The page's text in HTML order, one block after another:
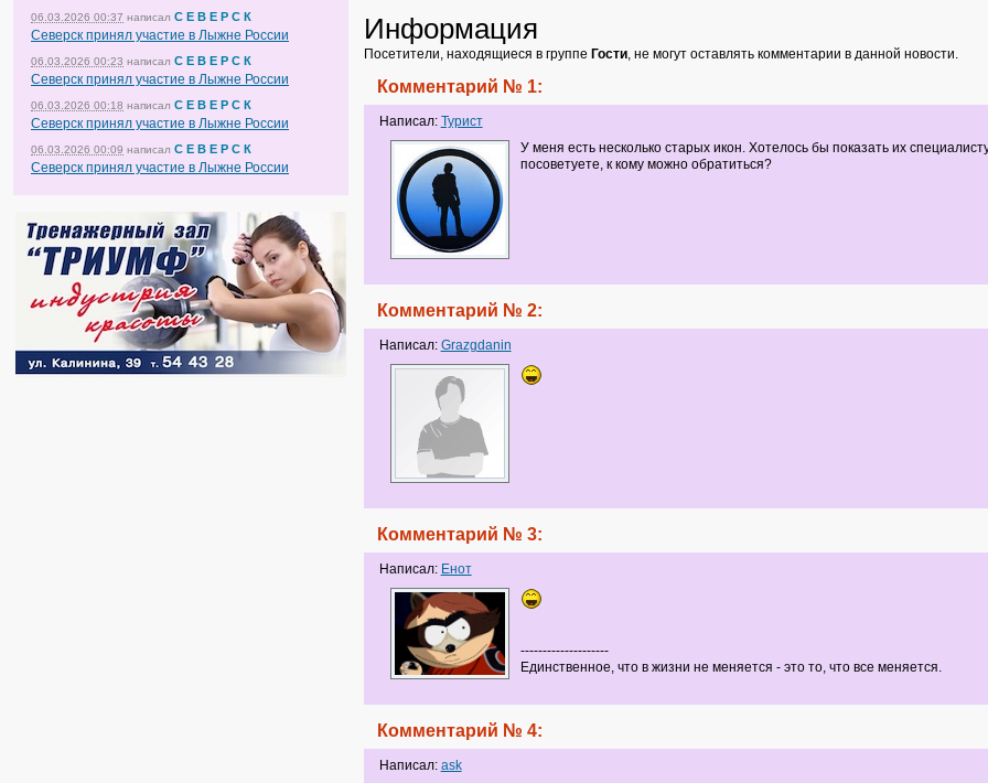
06.03.2026 00:37 написал С Е В Е Р С К
Северск принял участие в Лыжне России
06.03.2026 00:23 написал С Е В Е Р С К
Северск принял участие в Лыжне России
06.03.2026 00:18 написал С Е В Е Р С К
Северск принял участие в Лыжне России
06.03.2026 00:09 написал С Е В Е Р С К
Северск принял участие в Лыжне России
Информация
Посетители, находящиеся в группе Гости, не могут оставлять комментарии в данной новости.
Комментарий № 1:
Написал: Турист
У меня есть несколько старых икон. Хотелось бы показать их
посоветуете, к кому можно обратиться?
Комментарий № 2:
Написал: Grazgdanin
Комментарий № 3:
Написал: Енот
--------------------
Единственное, что в жизни не меняется - это то, что все меняется.
Комментарий № 4:
Написал: ask